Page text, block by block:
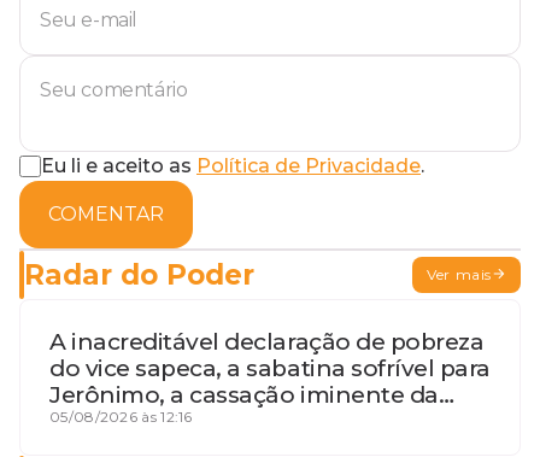
Eu li e aceito as Política de Privacidade.
COMENTAR
Radar do Poder Ver mais
A inacreditável declaração de pobreza
do vice sapeca, a sabatina sofrível para
Jerônimo, a cassação iminente da
desembargadora e a vaga do Quinto
05/08/2026 às 12:16